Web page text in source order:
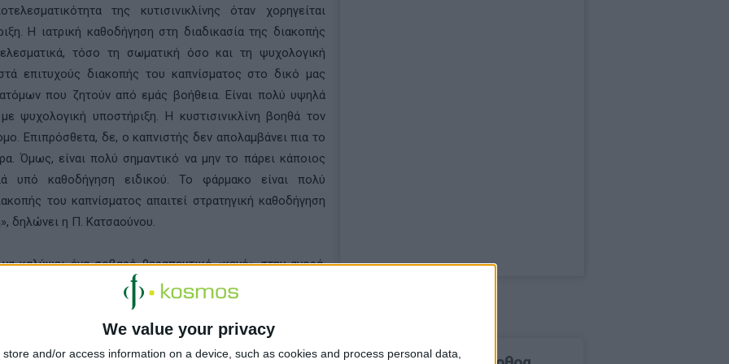
We value your privacy
store and/or access information on a device, such as cookies and process personal data,
της κυτισινικλίνης όταν χορηγείται
Η ιατρική καθοδήγηση στη διαδικασία της διακοπής
τόσο τη σωματική όσο και τη ψυχολογική
επιτυχούς διακοπής του καπνίσματος στο δικό μας
που ζητούν από εμάς βοήθεια. Είναι πολύ υψηλά
ψυχολογική υποστήριξη. Η κυστισινικλίνη βοηθά τον
Επιπρόσθετα, δε, ο καπνιστής δεν απολαμβάνει πια το
Όμως, είναι πολύ σημαντικό να μην το πάρει κάποιος
υπό καθοδήγηση ειδικού. Το φάρμακο είναι πολύ
του καπνίσματος απαιτεί στρατηγική καθοδήγηση
δηλώνει η Π. Κατσαούνου.
καλύψει ένα σοβαρό θεραπευτικό «κενό» στην αγορά,
μέσω της ιατρικής καθοδήγησης και της
οι καπνιστές να επιτύχουν την πλήρη διακοπή του
μελέτη —τα αποτελέσματα της οποίας αναμένεται να
συνέδριο— για να ενισχύσει περαιτέρω την